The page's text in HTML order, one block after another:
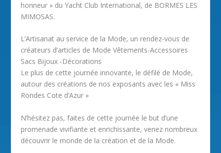
honneur » du Yacht Club International, de BORMES LES
MIMOSAS.
L’Artisanat au service de la Mode, un rendez-vous de
créateurs d’articles de Mode Vêtements-Accessoires
Sacs Bijoux -Décorations
Le plus de cette journée innovante, le défilé de Mode,
autour des créations de nos exposants avec les « Miss
Rondes Cote d’Azur »
N’hésitez pas, faites de cette journée le but d’une
promenade vivifiante et enrichissante, venez nombreux
découvrir le monde de la création et de la Mode.